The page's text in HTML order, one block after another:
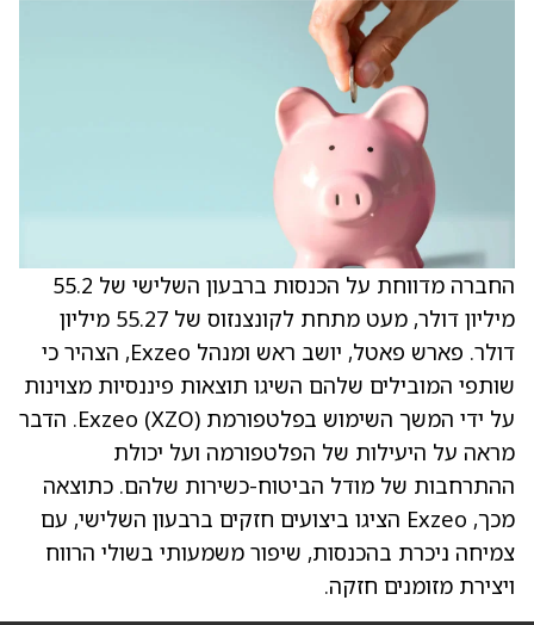
החברה מדווחת על הכנסות ברבעון השלישי של 55.2
מיליון דולר, מעט מתחת לקונצנזוס של 55.27 מיליון
דולר. פארש פאטל, יושב ראש ומנהל Exzeo, הצהיר כי
שותפי המובילים שלהם השיגו תוצאות פיננסיות מצוינות
על ידי המשך השימוש בפלטפורמת Exzeo (XZO). הדבר
מראה על היעילות של הפלטפורמה ועל יכולת
ההתרחבות של מודל הביטוח-כשירות שלהם. כתוצאה
מכך, Exzeo הציגו ביצועים חזקים ברבעון השלישי, עם
צמיחה ניכרת בהכנסות, שיפור משמעותי בשולי הרווח
ויצירת מזומנים חזקה.